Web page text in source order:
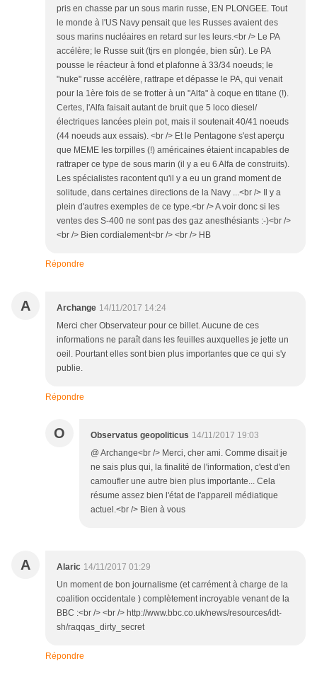
pris en chasse par un sous marin russe, EN PLONGEE. Tout
le monde à l'US Navy pensait que les Russes avaient des
sous marins nucléaires en retard sur les leurs.<br /> Le PA
accélère; le Russe suit (tjrs en plongée, bien sûr). Le PA
pousse le réacteur à fond et plafonne à 33/34 noeuds; le
"nuke" russe accélère, rattrape et dépasse le PA, qui venait
pour la 1ère fois de se frotter à un "Alfa" à coque en titane (!).
Certes, l'Alfa faisait autant de bruit que 5 loco diesel/
électriques lancées plein pot, mais il soutenait 40/41 noeuds
(44 noeuds aux essais). <br /> Et le Pentagone s'est aperçu
que MEME les torpilles (!) américaines étaient incapables de
rattraper ce type de sous marin (il y a eu 6 Alfa de construits).
Les spécialistes racontent qu'il y a eu un grand moment de
solitude, dans certaines directions de la Navy ...<br /> Il y a
plein d'autres exemples de ce type.<br /> A voir donc si les
ventes des S-400 ne sont pas des gaz anesthésiants :-)<br />
<br /> Bien cordialement<br /> <br /> HB
Répondre
A Archange 14/11/2017 14:24
Merci cher Observateur pour ce billet. Aucune de ces
informations ne paraît dans les feuilles auxquelles je jette un
oeil. Pourtant elles sont bien plus importantes que ce qui s'y
publie.
Répondre
O Observatus geopoliticus 14/11/2017 19:03
@ Archange<br /> Merci, cher ami. Comme disait je
ne sais plus qui, la finalité de l'information, c'est d'en
camoufler une autre bien plus importante... Cela
résume assez bien l'état de l'appareil médiatique
actuel.<br /> Bien à vous
A Alaric 14/11/2017 01:29
Un moment de bon journalisme (et carrément à charge de la
coalition occidentale ) complètement incroyable venant de la
BBC :<br /> <br /> http://www.bbc.co.uk/news/resources/idt-
sh/raqqas_dirty_secret
Répondre